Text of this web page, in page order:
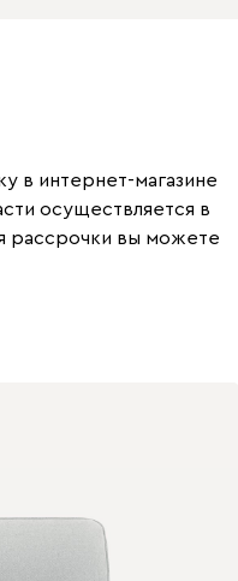
в интернет-магазине
осуществляется в
рассрочки вы можете